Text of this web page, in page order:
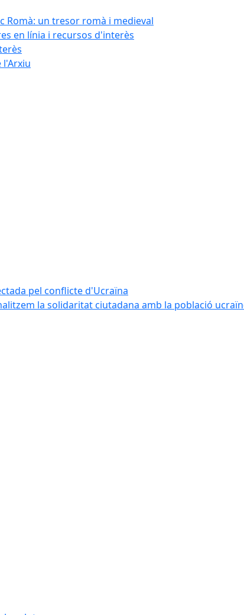
Romà: un tresor romà i medieval
en línia i recursos d'interès
l'Arxiu
pel conflicte d'Ucraïna
la solidaritat ciutadana amb la població